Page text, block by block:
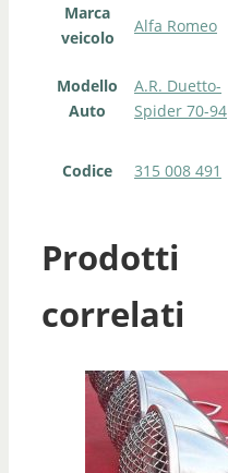
Marca
veicolo
Alfa Romeo
Modello
Auto
A.R. Duetto-
Spider 70-94
Codice 315 008 491
Prodotti
correlati